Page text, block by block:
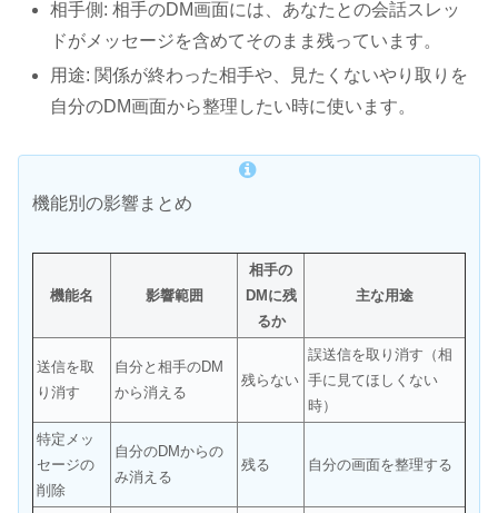
相手側: 相手のDM画面には、あなたとの会話スレッ
ドがメッセージを含めてそのまま残っています。
用途: 関係が終わった相手や、見たくないやり取りを
自分のDM画面から整理したい時に使います。
機能別の影響まとめ
機能名 影響範囲
相手の
DMに残
るか
主な用途
送信を取
り消す
自分と相手のDM
から消える
残らない
誤送信を取り消す（相
手に見てほしくない
時）
特定メッ
セージの
削除
自分のDMからの
み消える
残る 自分の画面を整理する